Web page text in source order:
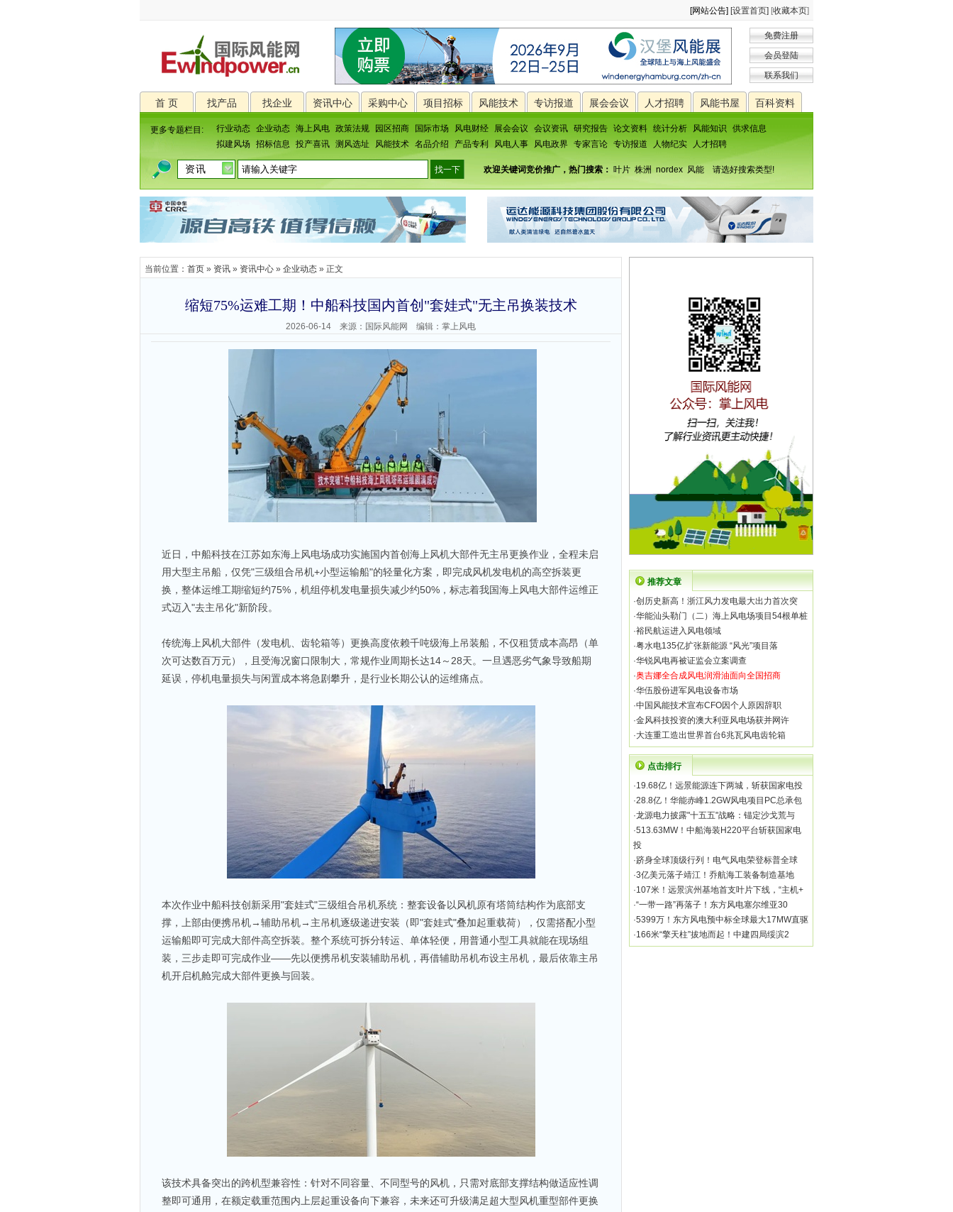
[网站公告] [设置首页] [收藏本页]
免费注册
会员登陆
联系我们
首 页 找产品 找企业 资讯中心 采购中心 项目招标 风能技术 专访报道 展会会议 人才招聘 风能书屋 百科资料
更多专题栏目: 行业动态 企业动态 海上风电 政策法规 园区招商 国际市场 风电财经 展会会议 会议资讯 研究报告 论文资料 统计分析 风能知识
供求信息
拟建风场
招标信息 投产喜讯 测风选址 风能技术 名品介绍 产品专利 风电人事 风电政界 专家言论 专访报道 人物纪实 人才招聘
欢迎关键词竞价推广，热门搜索： 叶片 株洲 nordex 风能 请选好搜索类型!
当前位置： 首页 » 资讯 » 资讯中心 » 企业动态 » 正文
缩短75%运难工期！中船科技国内首创"套娃式"无主吊换装技术
2026-06-14 来源：国际风能网 编辑：掌上风电
近日，中船科技在江苏如东海上风电场成功实施国内首创海上风机大部件无主吊更换作业，全程未启
用大型主吊船，仅凭"三级组合吊机+小型运输船"的轻量化方案，即完成风机发电机的高空拆装更
换，整体运维工期缩短约75%，机组停机发电量损失减少约50%，标志着我国海上风电大部件运维正
式迈入"去主吊化"新阶段。
传统海上风机大部件（发电机、齿轮箱等）更换高度依赖千吨级海上吊装船，不仅租赁成本高昂（单
次可达数百万元），且受海况窗口限制大，常规作业周期长达14～28天。一旦遇恶劣气象导致船期
延误，停机电量损失与闲置成本将急剧攀升，是行业长期公认的运维痛点。
本次作业中船科技创新采用"套娃式"三级组合吊机系统：整套设备以风机原有塔筒结构作为底部支
撑，上部由便携吊机→辅助吊机→主吊机逐级递进安装（即"套娃式"叠加起重载荷），仅需搭配小型
运输船即可完成大部件高空拆装。整个系统可拆分转运、单体轻便，用普通小型工具就能在现场组
装，三步走即可完成作业——先以便携吊机安装辅助吊机，再借辅助吊机布设主吊机，最后依靠主吊
机开启机舱完成大部件更换与回装。
该技术具备突出的跨机型兼容性：针对不同容量、不同型号的风机，只需对底部支撑结构做适应性调
整即可通用，在额定载重范围内上层起重设备向下兼容，未来还可升级满足超大型风机重型部件更换
推荐文章
·创历史新高！浙江风力发电最大出力首次突
·华能汕头勒门（二）海上风电场项目54根单桩
·裕民航运进入风电领域
·粤水电135亿扩张新能源 “风光”项目落
·华锐风电再被证监会立案调查
·奥吉娜全合成风电润滑油面向全国招商
·华伍股份进军风电设备市场
·中国风能技术宣布CFO因个人原因辞职
·金风科技投资的澳大利亚风电场获并网许
·大连重工造出世界首台6兆瓦风电齿轮箱
点击排行
·19.68亿！远景能源连下两城，斩获国家电投
·28.8亿！华能赤峰1.2GW风电项目PC总承包
·龙源电力披露"十五五"战略：锚定沙戈荒与
·513.63MW！中船海装H220平台斩获国家电
投
·跻身全球顶级行列！电气风电荣登标普全球
·3亿美元落子靖江！乔航海工装备制造基地
·107米！远景滨州基地首支叶片下线，“主机+
·“一带一路”再落子！东方风电塞尔维亚30
·5399万！东方风电预中标全球最大17MW直驱
·166米“擎天柱”拔地而起！中建四局绥滨2